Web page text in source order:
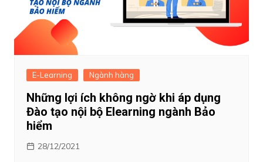
E-Learning Ngành hàng
Những lợi ích không ngờ khi áp dụng
Đào tạo nội bộ Elearning ngành Bảo
hiểm
28/12/2021